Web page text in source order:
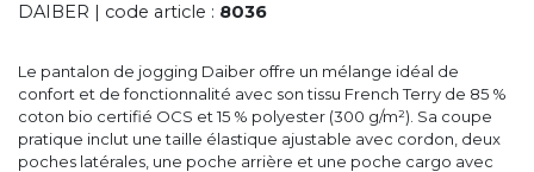
DAIBER | code article : 8036
Le pantalon de jogging Daiber offre un mélange idéal de
confort et de fonctionnalité avec son tissu French Terry de 85 %
coton bio certifié OCS et 15 % polyester (300 g/m²). Sa coupe
pratique inclut une taille élastique ajustable avec cordon, deux
poches latérales, une poche arrière et une poche cargo avec